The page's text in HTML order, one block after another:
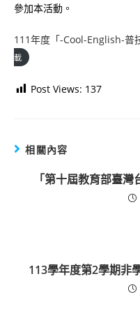
參加本活動。
111年度「-Cool-English-普
載
Post Views: 137
相關內容
「第十屆教育部臺
113學年度第2學期非